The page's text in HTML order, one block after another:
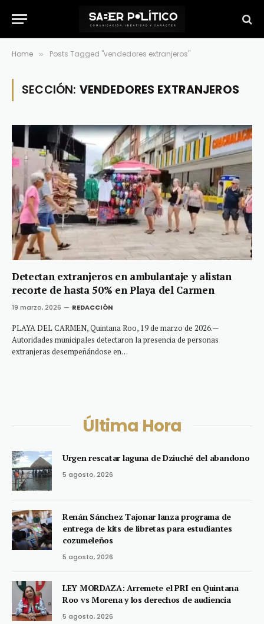
Home » Posts Tagged "vendedores extranjeros"
SECCIÓN: VENDEDORES EXTRANJEROS
Detectan extranjeros en ambulantaje y alistan
recorte de hasta 50% en Playa del Carmen
19 marzo, 2026 REDACCIÓN
PLAYA DEL CARMEN, Quintana Roo, 19 de marzo de 2026.—
Autoridades municipales detectaron la presencia de personas
extranjeras desempeñándose en…
Última Hora
Urgen rescatar laguna de Dziuché del abandono
5 agosto, 2026
Renán Sánchez Tajonar lanza programa de
entrega de kits de libretas para estudiantes
cozumeleños
5 agosto, 2026
LEY MORDAZA: Arremete el PRI en Quintana
Roo vs Morena y los derechos de audiencia
5 agosto, 2026